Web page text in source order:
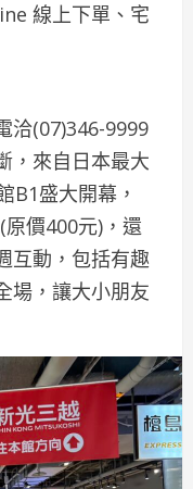
線上下單、宅
洽(07)346-9999
，來自日本最大
B1盛大開幕，
價400元)，還
互動，包括有趣
場，讓大小朋友